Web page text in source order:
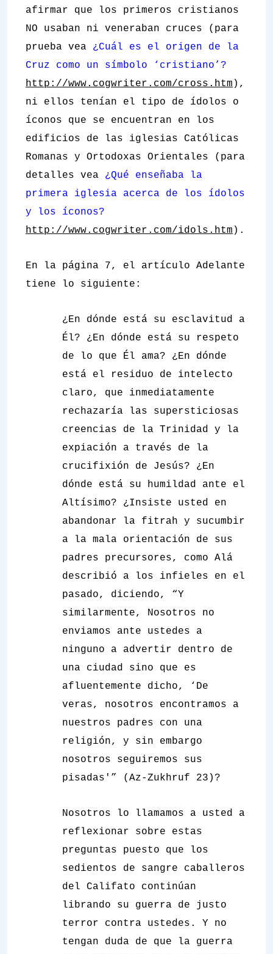
afirmar que los primeros cristianos
NO usaban ni veneraban cruces (para
prueba vea ¿Cuál es el origen de la
Cruz como un símbolo ‘cristiano’?
http://www.cogwriter.com/cross.htm ),
ni ellos tenían el tipo de ídolos o
íconos que se encuentran en los
edificios de las iglesias Católicas
Romanas y Ortodoxas Orientales (para
detalles vea ¿Qué enseñaba la
primera iglesia acerca de los ídolos
y los íconos?
http://www.cogwriter.com/idols.htm ).
En la página 7, el artículo Adelante
tiene lo siguiente:
¿En dónde está su esclavitud a
Él? ¿En dónde está su respeto
de lo que Él ama? ¿En dónde
está el residuo de intelecto
claro, que inmediatamente
rechazaría las supersticiosas
creencias de la Trinidad y la
expiación a través de la
crucifixión de Jesús? ¿En
dónde está su humildad ante el
Altísimo? ¿Insiste usted en
abandonar la fitrah y sucumbir
a la mala orientación de sus
padres precursores, como Alá
describió a los infieles en el
pasado, diciendo, “Y
similarmente, Nosotros no
enviamos ante ustedes a
ninguno a advertir dentro de
una ciudad sino que es
afluentemente dicho, ‘De
veras, nosotros encontramos a
nuestros padres con una
religión, y sin embargo
nosotros seguiremos sus
pisadas'” (Az-Zukhruf 23)?
Nosotros lo llamamos a usted a
reflexionar sobre estas
preguntas puesto que los
sedientos de sangre caballeros
del Califato continúan
librando su guerra de justo
terror contra ustedes. Y no
tengan duda de que la guerra